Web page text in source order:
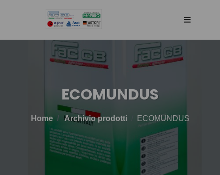
HOME
SELLING WEB
TECHNOLOGY
ECOMUNDUS
Home Archivio prodotti ECOMUNDUS